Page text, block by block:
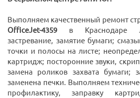
Выполняем качественный ремонт
OfficeJet-4359 в Краснодаре
застревание, замятие бумаги;
точки и полосы на листе;
картридж; посторонние звуки,
замена роликов захвата бумаги;
заменена печки. Выполняем
профилактику, заправку